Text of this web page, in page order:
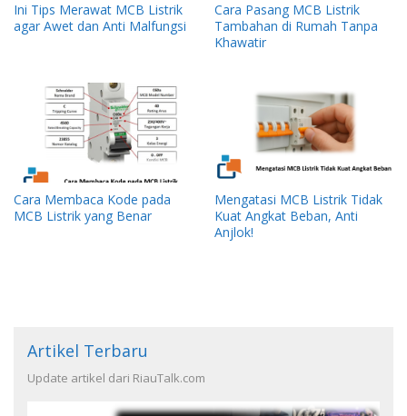
Ini Tips Merawat MCB Listrik
agar Awet dan Anti Malfungsi
Cara Pasang MCB Listrik
Tambahan di Rumah Tanpa
Khawatir
Cara Membaca Kode pada
MCB Listrik yang Benar
Mengatasi MCB Listrik Tidak
Kuat Angkat Beban, Anti
Anjlok!
Artikel Terbaru
Update artikel dari RiauTalk.com